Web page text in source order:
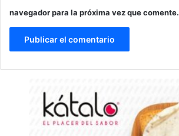
navegador para la próxima vez que comente.